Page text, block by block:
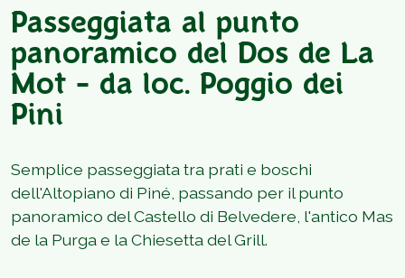
Passeggiata al punto
panoramico del Dos de La
Mot - da loc. Poggio dei
Pini
Semplice passeggiata tra prati e boschi
dell'Altopiano di Piné, passando per il punto
panoramico del Castello di Belvedere, l'antico Mas
de la Purga e la Chiesetta del Grill.